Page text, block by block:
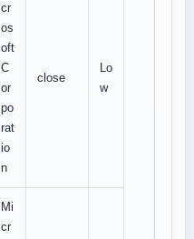
cr
os
oft
C
or
po
rat
io
n
close
Lo
w
Mi
cr